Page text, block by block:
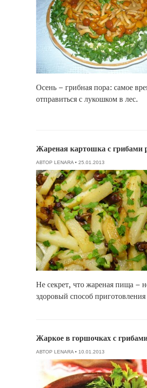
Осень – грибная пора: самое
отправиться с лукошком в лес.
Жареная картошка с грибами
АВТОР LENARA• 25.01.2013
Не секрет, что жареная пища –
здоровый способ
Жаркое в горшочках с
АВТОР LENARA• 10.01.2013